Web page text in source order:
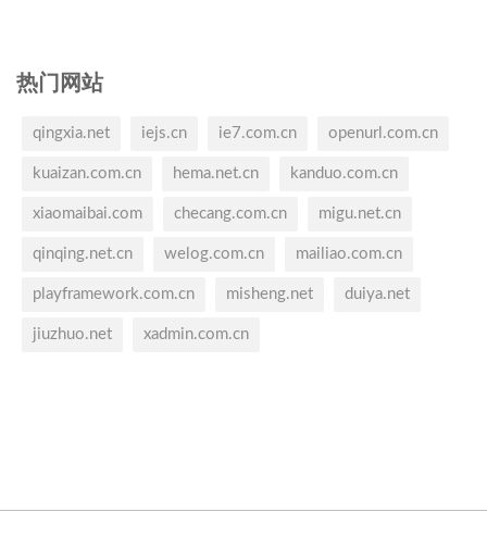
热门网站
qingxia.net iejs.cn ie7.com.cn openurl.com.cn
kuaizan.com.cn hema.net.cn kanduo.com.cn
xiaomaibai.com checang.com.cn migu.net.cn
qinqing.net.cn welog.com.cn mailiao.com.cn
playframework.com.cn misheng.net duiya.net
jiuzhuo.net xadmin.com.cn